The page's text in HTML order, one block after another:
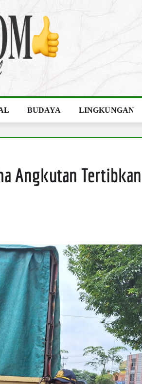
BUDAYA LINGKUNGAN
Angkutan